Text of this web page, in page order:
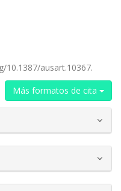
10.1387/ausart.10367.
Más formatos de cita